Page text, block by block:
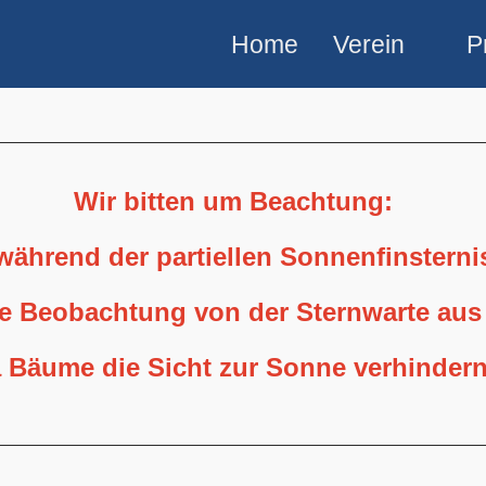
Home Verein
Wir bitten um Beachtung:
der partiellen
Beobachtung von der Sternwarte
Bäume die Sicht zur Sonne